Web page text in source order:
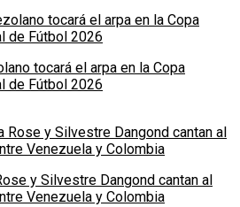
tocará el arpa en la Copa
de Fútbol 2026
y Silvestre Dangond cantan al
Venezuela y Colombia